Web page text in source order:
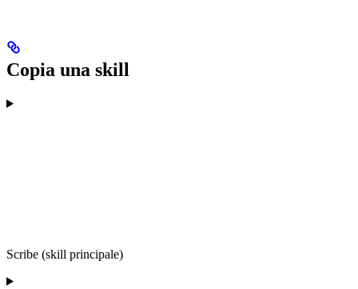
Copia una skill
Scribe (skill principale)